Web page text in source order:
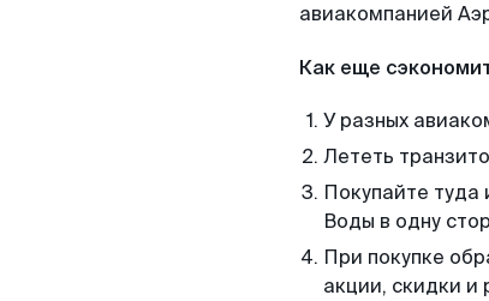
авиакомпанией
Как еще
У разных
Лететь
Покупайте
Воды в одну
При покупке
акции, скидки